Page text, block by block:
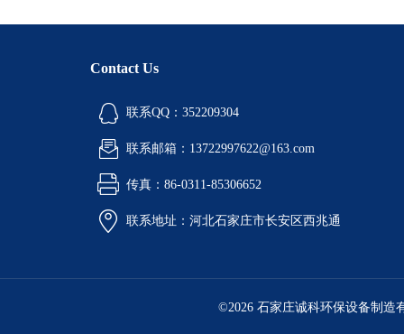
Contact Us
联系QQ：352209304
联系邮箱：13722997622@163.com
传真：86-0311-85306652
联系地址：河北石家庄市长安区西兆通
©2026 石家庄诚科环保设备制造